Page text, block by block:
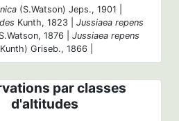
(S.Watson) Jeps., 1901 |
Kunth, 1823 | Jussiaea repens
S.Watson, 1876 | Jussiaea repens
Griseb., 1866 |
par classes
d'altitudes